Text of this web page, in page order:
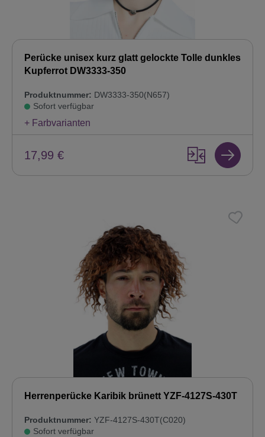
Perücke unisex kurz glatt gelockte Tolle dunkles
Kupferrot DW3333-350
Produktnummer: DW3333-350(N657)
Sofort verfügbar
+ Farbvarianten
17,99 €
Herrenperücke Karibik brünett YZF-4127S-430T
Produktnummer: YZF-4127S-430T(C020)
Sofort verfügbar